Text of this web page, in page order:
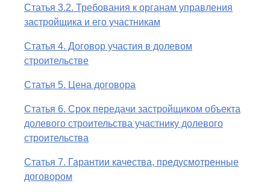
Статья 3.2. Требования к органам управления
застройщика и его участникам
Статья 4. Договор участия в долевом
строительстве
Статья 5. Цена договора
Статья 6. Срок передачи застройщиком объекта
долевого строительства участнику долевого
строительства
Статья 7. Гарантии качества, предусмотренные
договором